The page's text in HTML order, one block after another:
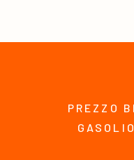
PREZZO